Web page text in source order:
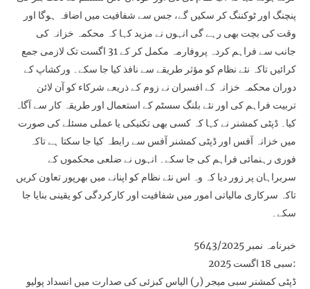
پنچنگ اور ٹوکننگ کر سکیں گے، جس سے شفافیت میں اضافہ ہوگا اور
وقت کی بچت بھی رہے گی انہوں نے مزید کہا کہ محکمہ خزانہ کی
جانب سے فراہم کردہ پروفارمہ مکمل کر کے 31 اگست تک لازمی جمع
کرائیں تاکہ نئے نظام کو مؤثر طریقے سے نافذ کیا جا سکے۔ ورکشاپ کے
دوران محکمہ خزانہ کے افسران نے زوم کے ذریعے شرکاء کو آن لائن
تربیت فراہم کی اور نئے بلنگ سسٹم کے استعمال اور طریقہ کار سے آگاہ
کیا۔ ڈپٹی کمشنر نے کہا کہ کسی بھی تکنیکی یا عملی مسئلے کی صورت
میں خزانہ آفس اور ڈپٹی کمشنر آفس سے رابطہ کیا جا سکتا ہے تاکہ
فوری رہنمائی فراہم کی جا سکے۔ انہوں نے ضلعی محکموں کے
سربراہان پر زور دیا کہ وہ اس نئے نظام کو اپنانے میں بھرپور تعاون کریں
تاکہ سرکاری مالیاتی امور میں شفافیت اور کارکردگی کو یقینی بنایا جا
سکے۔
خبرنامہ نمبر 5643/2025
سبی 18 اگست 2025:
ڈپٹی کمشنر سبی میجر (ر) الیاس کبزئی کی صدارت میں انسداد پولیو